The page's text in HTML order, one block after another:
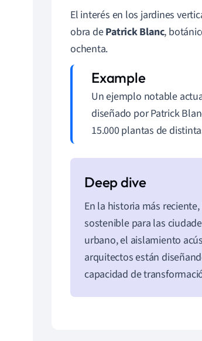
El interés en los jardines
obra dePatrick Blanc,
ochenta.
Un ejemplo notable
diseñado por Patrick
15.000 plantas de
En la historia más
sostenible para las
urbano, el aislamiento
arquitectos están
capacidad de